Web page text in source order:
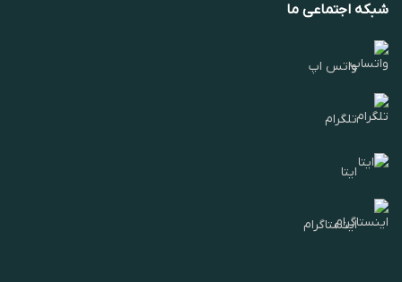
شبکه اجتماعی ما
واتس اپ
تلگرام
ایتا
اینستاگرام